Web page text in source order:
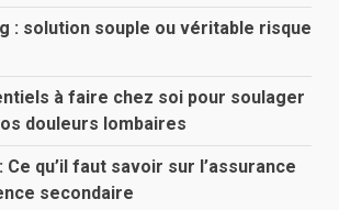
: solution souple ou véritable risque
à faire chez soi pour soulager
douleurs lombaires
Ce qu’il faut savoir sur l’assurance
secondaire